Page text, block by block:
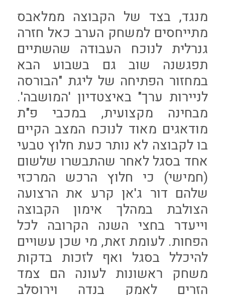
מנגד, בצד של הקבוצה ממלאבס
מתייחסים למשחק הערב כאל חזרה
גנרלית לנוכח העבודה שהשתיים
תפגשנה שוב גם בשבוע הבא
במחזור הפתיחה של ליגת "הבורסה
לניירות ערך" באיצטדיון 'המושבה'.
מבחינה מקצועית, במכבי פ"ת
מודאגים מאוד לנוכח המצב הקיים
בו לקבוצה לא נותר כעת חלוץ טבעי
אחד בסגל לאחר שהתבשרו שלשום
(חמישי) כי חלוץ הרכש המרכזי
שלהם דור ג'אן קרע את הרצועה
הצולבת במהלך אימון הקבוצה
וייעדר בחצי השנה הקרובה לכל
הפחות. לעומת זאת, מי שכן עשויים
להיכלל בסגל ואף לזכות בדקות
משחק ראשונות לעונה הם צמד
הזרים לאמק בנדה וירוסלב